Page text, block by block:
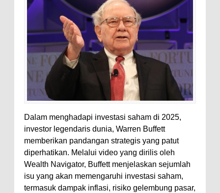
Dalam menghadapi investasi saham di 2025,
investor legendaris dunia, Warren Buffett
memberikan pandangan strategis yang patut
diperhatikan. Melalui video yang dirilis oleh
Wealth Navigator, Buffett menjelaskan sejumlah
isu yang akan memengaruhi investasi saham,
termasuk dampak inflasi, risiko gelembung pasar,